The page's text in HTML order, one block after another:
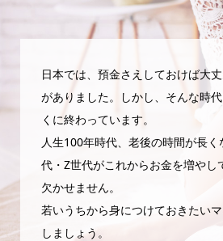
日本では、預金さえしておけば大
がありました。しかし、そんな時
くに終わっています。
人生100年時代、老後の時間が長
代・Z世代がこれからお金を増やし
欠かせません。
若いうちから身につけておきたい
しましょう。